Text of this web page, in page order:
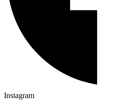
Instagram